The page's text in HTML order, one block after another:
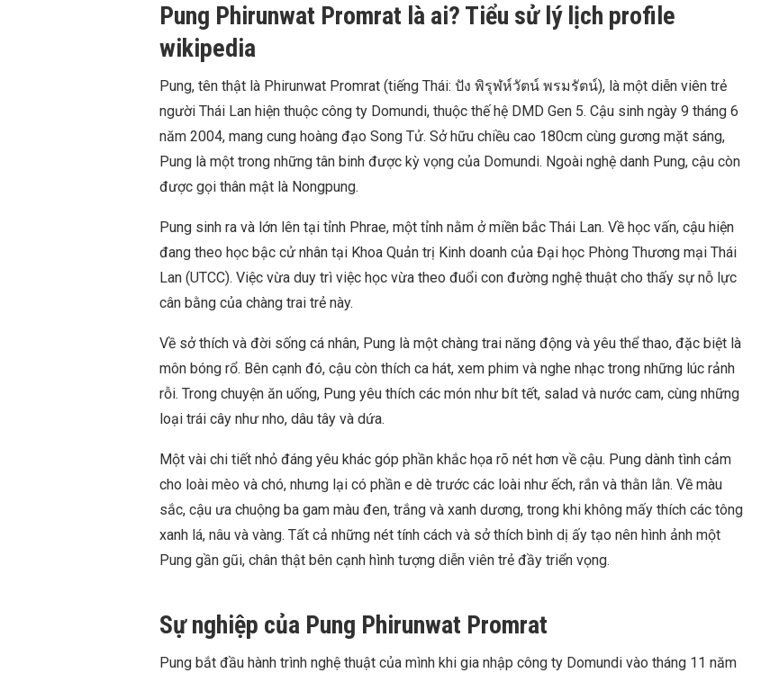
Pung Phirunwat Promrat là ai? Tiểu sử lý lịch profile
wikipedia
Pung, tên thật là Phirunwat Promrat (tiếng Thái: ปัง พิรุฬห์วัตน์ พรมรัตน์), là một diễn viên trẻ
người Thái Lan hiện thuộc công ty Domundi, thuộc thế hệ DMD Gen 5. Cậu sinh ngày 9 tháng 6
năm 2004, mang cung hoàng đạo Song Tử. Sở hữu chiều cao 180cm cùng gương mặt sáng,
Pung là một trong những tân binh được kỳ vọng của Domundi. Ngoài nghệ danh Pung, cậu còn
được gọi thân mật là Nongpung.
Pung sinh ra và lớn lên tại tỉnh Phrae, một tỉnh nằm ở miền bắc Thái Lan. Về học vấn, cậu hiện
đang theo học bậc cử nhân tại Khoa Quản trị Kinh doanh của Đại học Phòng Thương mại Thái
Lan (UTCC). Việc vừa duy trì việc học vừa theo đuổi con đường nghệ thuật cho thấy sự nỗ lực
cân bằng của chàng trai trẻ này.
Về sở thích và đời sống cá nhân, Pung là một chàng trai năng động và yêu thể thao, đặc biệt là
môn bóng rổ. Bên cạnh đó, cậu còn thích ca hát, xem phim và nghe nhạc trong những lúc rảnh
rỗi. Trong chuyện ăn uống, Pung yêu thích các món như bít tết, salad và nước cam, cùng những
loại trái cây như nho, dâu tây và dứa.
Một vài chi tiết nhỏ đáng yêu khác góp phần khắc họa rõ nét hơn về cậu. Pung dành tình cảm
cho loài mèo và chó, nhưng lại có phần e dè trước các loài như ếch, rắn và thằn lằn. Về màu
sắc, cậu ưa chuộng ba gam màu đen, trắng và xanh dương, trong khi không mấy thích các tông
xanh lá, nâu và vàng. Tất cả những nét tính cách và sở thích bình dị ấy tạo nên hình ảnh một
Pung gần gũi, chân thật bên cạnh hình tượng diễn viên trẻ đầy triển vọng.
Sự nghiệp của Pung Phirunwat Promrat
Pung bắt đầu hành trình nghệ thuật của mình khi gia nhập công ty Domundi vào tháng 11 năm